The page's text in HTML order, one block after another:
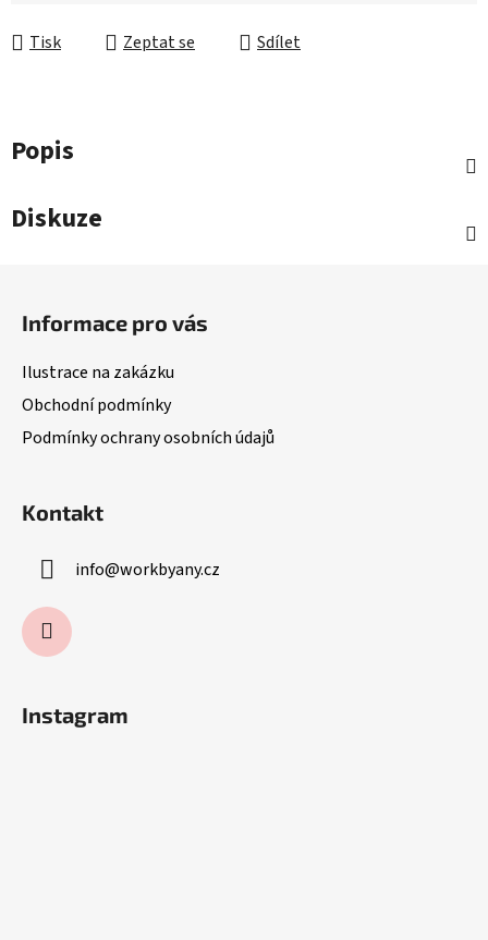
Tisk Zeptat se Sdílet
Popis
Diskuze
Informace pro vás
Ilustrace na zakázku
Obchodní podmínky
Podmínky ochrany osobních údajů
Kontakt
info@workbyany.cz
Instagram